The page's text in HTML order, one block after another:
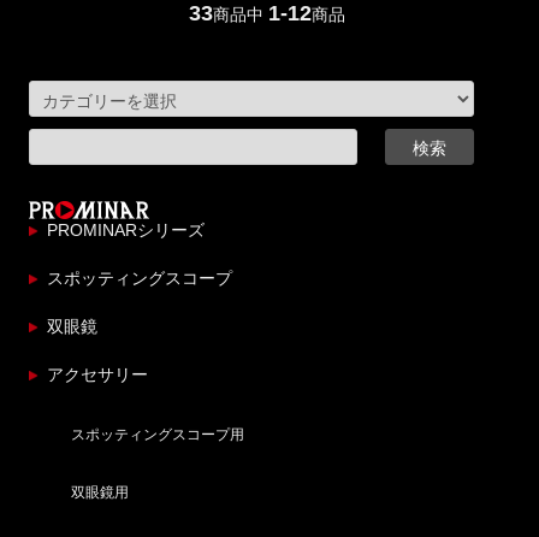
33商品中 1-12商品
PROMINARシリーズ
スポッティングスコープ
双眼鏡
アクセサリー
スポッティングスコープ用
双眼鏡用